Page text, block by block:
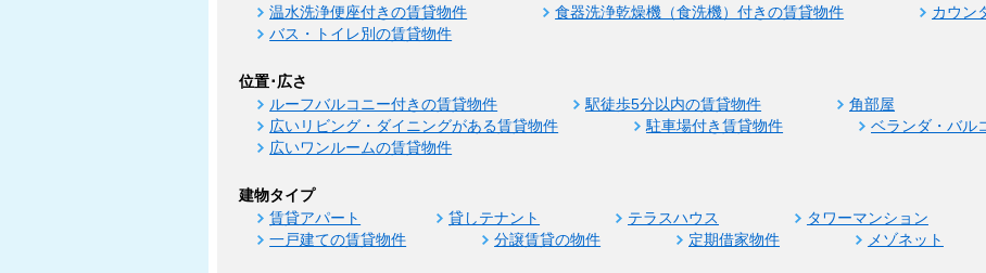
温水洗浄便座付きの賃貸物件 食器洗浄乾燥機（食洗機）付きの賃貸物件
カウン
バス・トイレ別の賃貸物件
位置･広さ
ルーフバルコニー付きの賃貸物件 駅徒歩5分以内の賃貸物件
角部屋
広いリビング・ダイニングがある賃貸物件
駐車場付き賃貸物件
ベランダ・バル
広いワンルームの賃貸物件
建物タイプ
賃貸アパート 貸しテナント テラスハウス タワーマンション
一戸建ての賃貸物件
分譲賃貸の物件 定期借家物件 メゾネット